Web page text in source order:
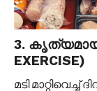
3. കൃത്യമായ
EXERCISE)
മടി